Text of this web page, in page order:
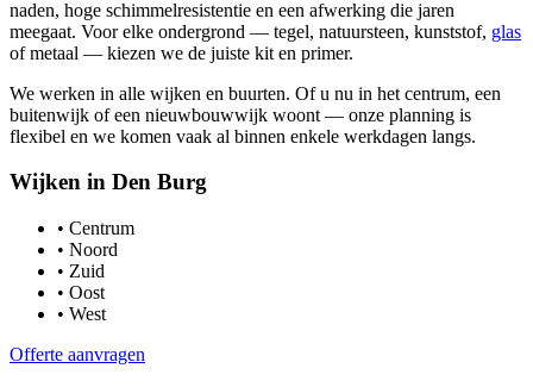
naden, hoge schimmelresistentie en een afwerking die jaren
meegaat. Voor elke ondergrond — tegel, natuursteen, kunststof, glas
of metaal — kiezen we de juiste kit en primer.
We werken in alle wijken en buurten. Of u nu in het centrum, een
buitenwijk of een nieuwbouwwijk woont — onze planning is
flexibel en we komen vaak al binnen enkele werkdagen langs.
Wijken in Den Burg
• Centrum
• Noord
• Zuid
• Oost
• West
Offerte aanvragen